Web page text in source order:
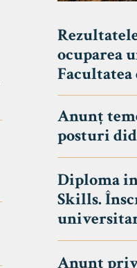
ocuparea
Facultatea
Anunț
posturi
Diploma
Skills.
universitar
Anunț